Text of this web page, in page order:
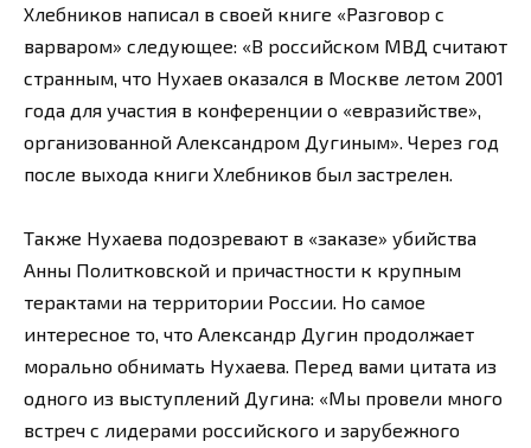
Хлебников написал в своей книге «Разговор с
варваром» следующее: «В российском МВД считают
странным, что Нухаев оказался в Москве летом 2001
года для участия в конференции о «евразийстве»,
организованной Александром Дугиным». Через год
после выхода книги Хлебников был застрелен.
Также Нухаева подозревают в «заказе» убийства
Анны Политковской и причастности к крупным
терактами на территории России. Но самое
интересное то, что Александр Дугин продолжает
морально обнимать Нухаева. Перед вами цитата из
одного из выступлений Дугина: «Мы провели много
встреч с лидерами российского и зарубежного